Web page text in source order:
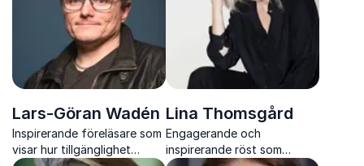
Lars-Göran Wadén
Inspirerande föreläsare som
visar hur tillgänglighet
Lina Thomsgård
Engagerande och
inspirerande röst som